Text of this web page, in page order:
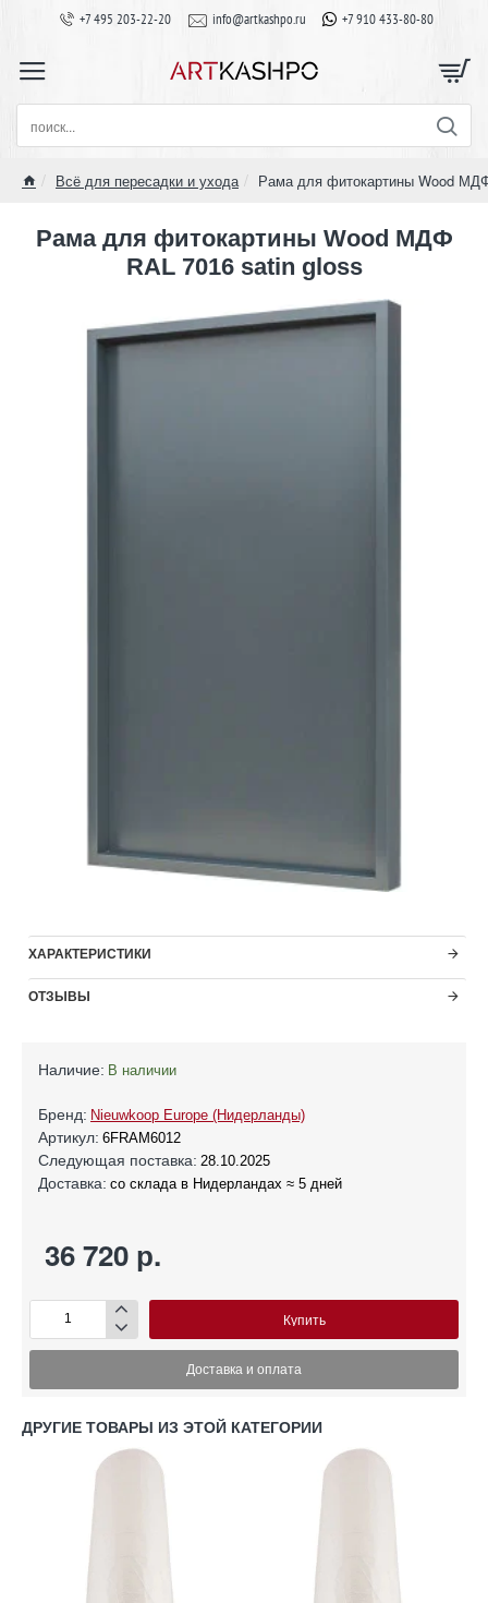
+7 495 203-22-20 info@artkashpo.ru +7 910 433-80-80
поиск...
Всё для пересадки и ухода Рама для фитокартины Wood
Рама для фитокартины Wood МДФ
RAL 7016 satin gloss
ХАРАКТЕРИСТИКИ
ОТЗЫВЫ
Наличие: В наличии
Бренд: Nieuwkoop Europe (Нидерланды)
Артикул: 6FRAM6012
Следующая поставка: 28.10.2025
Доставка: со склада в Нидерландах ≈ 5 дней
36 720 р.
Купить
Доставка и оплата
ДРУГИЕ ТОВАРЫ ИЗ ЭТОЙ КАТЕГОРИИ